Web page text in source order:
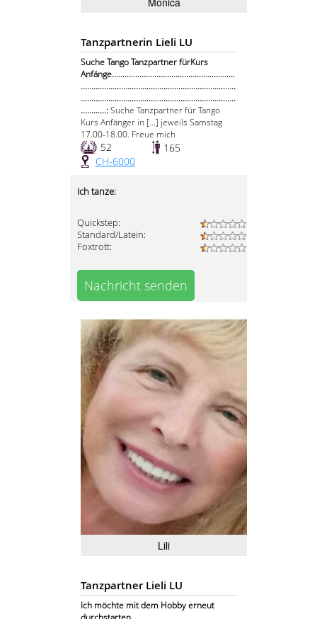
Tanzpartnerin Lieli LU
Suche Tango Tanzpartner fürKurs
Anfänge..........................................................
.........................................................................
.........................................................................
............:Suche Tanzpartner für Tango
Kurs Anfänger in [...] jeweils Samstag
17.00-18.00. Freue mich
52
165
CH-6000
Ich tanze:
Quickstep:
Standard/Latein:
Foxtrott:
Nachricht senden
Lili
Tanzpartner Lieli LU
Ich möchte mit dem Hobby erneut